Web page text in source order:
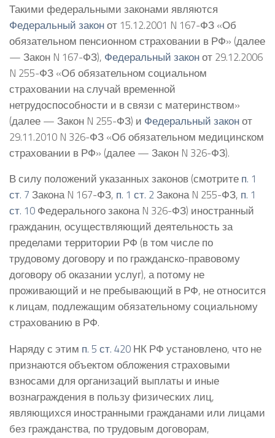
Такими федеральными законами являются
Федеральный законот 15.12.2001 N 167-ФЗ «Об
обязательном пенсионном страховании в РФ» (далее
— Закон N 167-ФЗ), Федеральный законот 29.12.2006
N 255-ФЗ «Об обязательном социальном
страховании на случай временной
нетрудоспособности и в связи с материнством»
(далее — Закон N 255-ФЗ) и Федеральный законот
29.11.2010 N 326-ФЗ «Об обязательном медицинском
страховании в РФ» (далее — Закон N 326-ФЗ).
В силу положений указанных законов (смотрите п. 1
ст. 7 Закона N 167-ФЗ, п. 1 ст. 2Закона N 255-ФЗ, п. 1
ст. 10 Федерального закона N 326-ФЗ) иностранный
гражданин, осуществляющий деятельность за
пределами территории РФ (в том числе по
трудовому договору и по гражданско-правовому
договору об оказании услуг), а потому не
проживающий и не пребывающий в РФ, не относится
к лицам, подлежащим обязательному социальному
страхованию в РФ.
Наряду с этим п. 5 ст. 420 НК РФ установлено, что не
признаются объектом обложения страховыми
взносами для организаций выплаты и иные
вознаграждения в пользу физических лиц,
являющихся иностранными гражданами или лицами
без гражданства, по трудовым договорам,